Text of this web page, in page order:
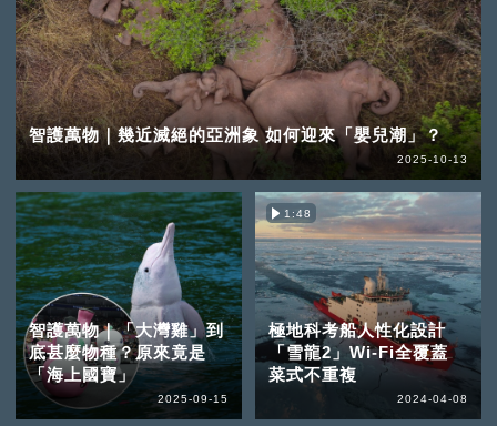
智護萬物｜幾近滅絕的亞洲象 如何迎來「嬰兒潮」？
2025-10-13
智護萬物｜「大灣雞」到
底甚麼物種？原來竟是
「海上國寶」
2025-09-15
1:48
極地科考船人性化設計
「雪龍2」Wi-Fi全覆蓋
菜式不重複
2024-04-08